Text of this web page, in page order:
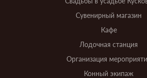
Сувенирный магазин
Кафе
Лодочная станция
Организация
Конный экипаж